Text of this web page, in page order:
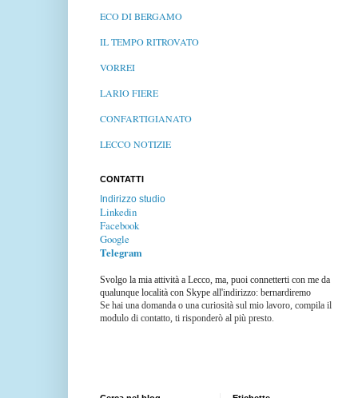
ECO DI BERGAMO
IL TEMPO RITROVATO
VORREI
LARIO FIERE
CONFARTIGIANATO
LECCO NOTIZIE
CONTATTI
Indirizzo studio
Linkedin
Facebook
Google
Telegram
Svolgo la mia attività a Lecco, ma, puoi connetterti con me da
qualunque località con Skype all'indirizzo: bernardiremo
Se hai una domanda o una curiosità sul mio lavoro, compila il
modulo di contatto, ti risponderò al più presto.